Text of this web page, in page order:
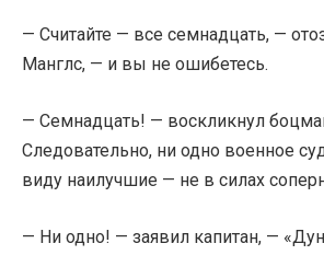
— Считайте — все семнадцать, —
Манглс, — и вы не ошибетесь.
— Семнадцать! — воскликнул
Следовательно, ни одно военное
виду наилучшие — не в силах
— Ни одно! — заявил капитан, —